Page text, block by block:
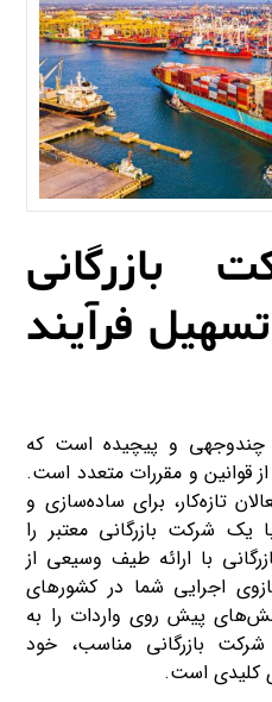
بازرگانی
فرآیند
چندوجهی و پیچیده است که
قوانین و مقررات متعدد است.
تازه‌کار، برای ساده‌سازی و
یک شرکت بازرگانی معتبر را
با ارائه طیف وسیعی از
اجرایی شما در کشورهای
پیش روی واردات را به
شرکت بازرگانی مناسب، خود
کلیدی است.